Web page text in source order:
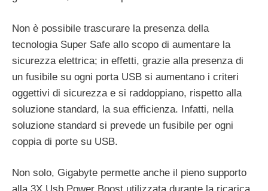
Non è possibile trascurare la presenza della
tecnologia Super Safe allo scopo di aumentare la
sicurezza elettrica; in effetti, grazie alla presenza di
un fusibile su ogni porta USB si aumentano i criteri
oggettivi di sicurezza e si raddoppiano, rispetto alla
soluzione standard, la sua efficienza. Infatti, nella
soluzione standard si prevede un fusibile per ogni
coppia di porte su USB.
Non solo, Gigabyte permette anche il pieno supporto